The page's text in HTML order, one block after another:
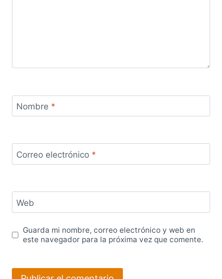
Nombre *
Correo electrónico *
Web
Guarda mi nombre, correo electrónico y web en
este navegador para la próxima vez que comente.